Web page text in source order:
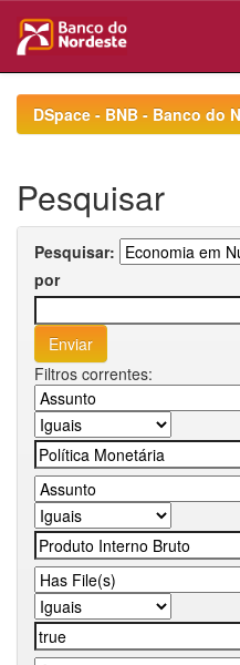
navigationDSpace - BNB - Banco do
Pesquisar
Pesquisar:
por
Filtros correntes: